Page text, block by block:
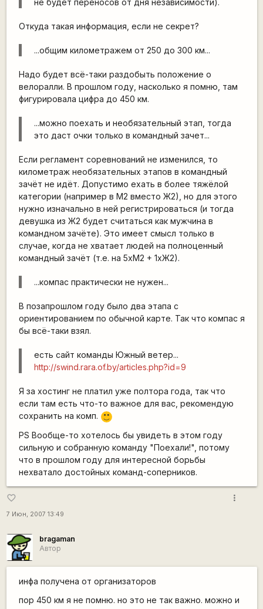
не будет переносов от дня независимости).
Откуда такая информация, если не секрет?
...общим километражем от 250 до 300 км...
Надо будет всё-таки раздобыть положение о
велоралли. В прошлом году, насколько я помню, там
фигурировала цифра до 450 км.
...можно поехать и необязательный этап, тогда
это даст очки только в командный зачет...
Если регламент соревнований не изменился, то
километраж необязательных этапов в командный
зачёт не идёт. Допустимо ехать в более тяжёлой
категории (например в М2 вместо Ж2), но для этого
нужно изначально в ней регистрироваться (и тогда
девушка из Ж2 будет считаться как мужчина в
командном зачёте). Это имеет смысл только в
случае, когда не хватает людей на полноценный
командный зачёт (т.е. на 5хМ2 + 1хЖ2).
...компас практически не нужен...
В позапрошлом году было два этапа с
ориентированием по обычной карте. Так что компас я
бы всё-таки взял.
есть сайт команды Южный ветер...
http://swind.rara.of.by/articles.php?id=9
Я за хостинг не платил уже полтора года, так что
если там есть что-то важное для вас, рекомендую
сохранить на комп.
:)
PS Вообще-то хотелось бы увидеть в этом году
сильную и собранную команду "Поехали!", потому
что в прошлом году для интересной борьбы
нехватало достойных команд-соперников.
favorite_border
7 Июн, 2007 13:49
more_vert
bragaman
Автор
инфа получена от организаторов
пор 450 км я не помню. но это не так важно. можно и